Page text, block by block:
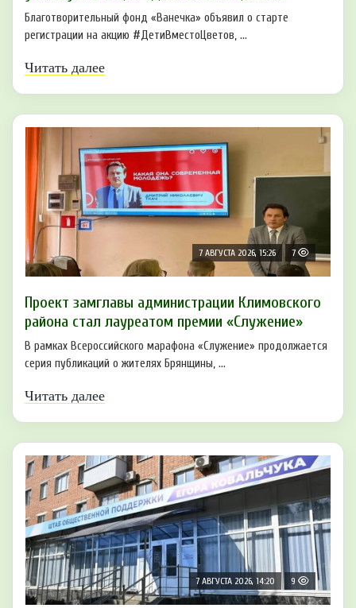
Благотворительный фонд «Ванечка» объявил о старте
регистрации на акцию #ДетиВместоЦветов, ...
Читать далее
7 АВГУСТА 2026, 15:26 7
Проект замглавы администрации Климовского
района стал лауреатом премии «Служение»
В рамках Всероссийского марафона «Служение» продолжается
серия публикаций о жителях Брянщины, ...
Читать далее
7 АВГУСТА 2026, 14:20 9